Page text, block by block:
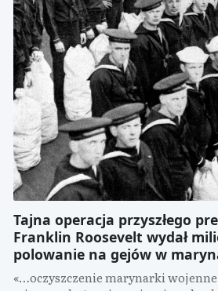
Tajna operacja przyszłego
Franklin Roosevelt wydał
polowanie na gejów w
«…oczyszczenie marynarki